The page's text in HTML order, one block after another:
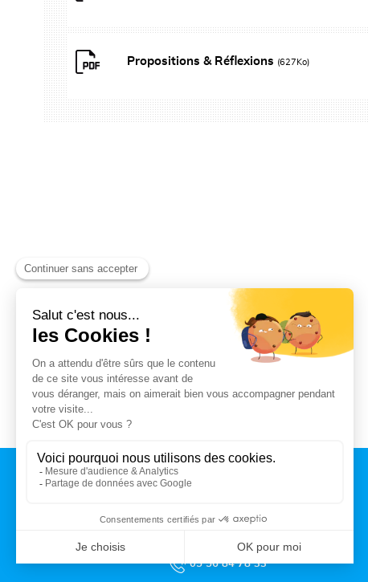
Propositions & Réflexions (627Ko)
CONTACT
Rue du Professeur Arnozan
05 56 84 78 33